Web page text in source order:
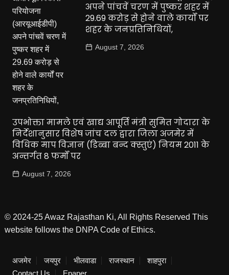
अपने पांचवें चरण में पुष्कर शहर में
29.69 करोड़ से होने वाले कार्यों पर
शहर के जनप्रतिनिधियों,
August 7, 2026
उपभोक्ता मामले एवं खाद्य आपूर्ति मंत्री सुमित गोदारा के
निर्देशानुसार विशेष जांच दल द्वारा जिला अजमेर में
विधिक माप विज्ञान (डिब्बा बन्द क्स्तुएं) नियम 2011 के
अन्तर्गत 8 फर्मों पर
August 7, 2026
© 2024-25 Awaz Rajasthan Ki, All Rights Reserved This
website follows the DNPA Code of Ethics.
अजमेर जयपुर भीलवाडा राजस्थान
शाहपुरा
Contact Us
Epaper